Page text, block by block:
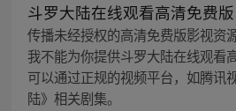
斗罗大陆在线观看高清免费版
传播未经授权的高清免费版影视资
我不能为你提供斗罗大陆在线观看
可以通过正规的视频平台，如腾讯
陆》相关剧集。